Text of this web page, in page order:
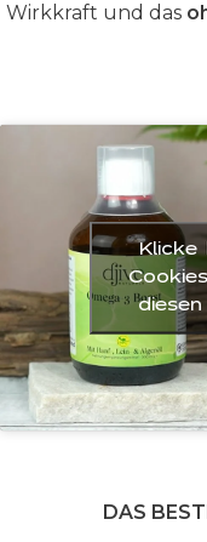
Wirkkraft und das
Klicke
DAS